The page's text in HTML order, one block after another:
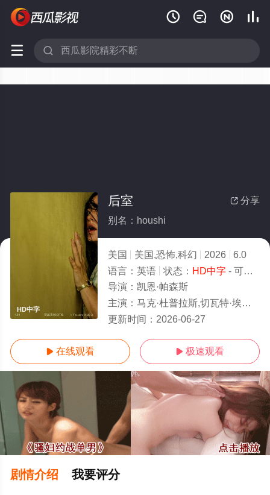
   
 
HD中字
 分享
后室
别名：houshi
美国 美国,恐怖,科幻 2026
6.0
语言： 英语 状态： HD中字- 可以高清免费在线观看
导演： 凯恩·帕森斯
主演： 马克·杜普拉斯,切瓦特·埃加福,阿万·乔贾,谢拉赫·霍斯达尔,托比·哈格雷夫,雷娜特·赖因斯夫,卢基塔·麦克斯韦尔,芬恩·本尼
更新时间： 2026-06-27
 在线观看  极速观看
剧情介绍 我要评分